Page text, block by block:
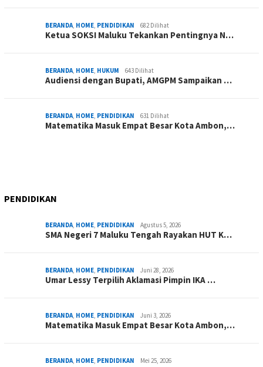
BERANDA HOME PENDIDIKAN 682 Dilihat
Ketua SOKSI Maluku Tekankan Pentingnya N…
BERANDA HOME HUKUM 643 Dilihat
Audiensi dengan Bupati, AMGPM Sampaikan …
BERANDA HOME PENDIDIKAN 631 Dilihat
Matematika Masuk Empat Besar Kota Ambon,…
PENDIDIKAN
BERANDA HOME PENDIDIKAN Agustus 5, 2026
SMA Negeri 7 Maluku Tengah Rayakan HUT K…
BERANDA HOME PENDIDIKAN Juni 28, 2026
Umar Lessy Terpilih Aklamasi Pimpin IKA …
BERANDA HOME PENDIDIKAN Juni 3, 2026
Matematika Masuk Empat Besar Kota Ambon,…
BERANDA HOME PENDIDIKAN Mei 25, 2026